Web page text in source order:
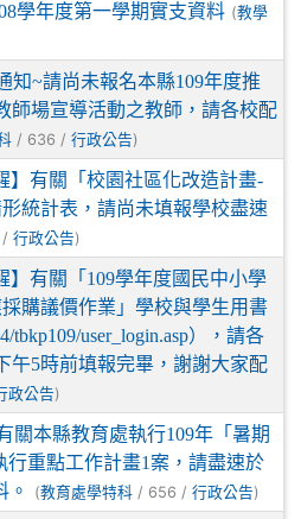
學年度第一學期實支資料 (教學
知~請尚未報名本縣109年度推
師場宣導活動之教師，請各校配
/ 636 / 行政公告)
】有關「校園社區化改造計畫-
統計表，請尚未填報學校盡速
行政公告)
】有關「109學年度國民中小學
購議價作業」學校與學生用書
tbkp109/user_login.asp），請各
午5時前填報完畢，謝謝大家配
政公告)
關本縣教育處執行109年「暑期
行重點工作計畫1案，請盡速於
。
(教育處學特科 / 656 / 行政公告)